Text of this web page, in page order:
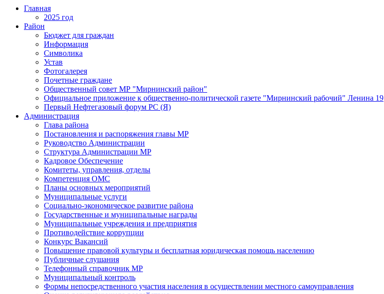
Главная
2025 год
Район
Бюджет для граждан
Информация
Символика
Устав
Фотогалерея
Почетные граждане
Общественный совет МР "Мирнинский район"
Официальное приложение к общественно-политической газете "Мирнинский рабочий" Ленина 19
Первый Нефтегазовый форум РС (Я)
Администрация
Глава района
Постановления и распоряжения главы МР
Руководство Администрации
Структура Администрации МР
Кадровое Обеспечение
Комитеты, управления, отделы
Компетенция ОМС
Планы основных мероприятий
Муниципальные услуги
Социально-экономическое развитие района
Государственные и муниципальные награды
Муниципальные учреждения и предприятия
Противодействие коррупции
Конкурс Вакансий
Повышение правовой культуры и бесплатная юридическая помощь населению
Публичные слушания
Телефонный справочник МР
Муниципальный контроль
Формы непосредственного участия населения в осуществлении местного самоуправления